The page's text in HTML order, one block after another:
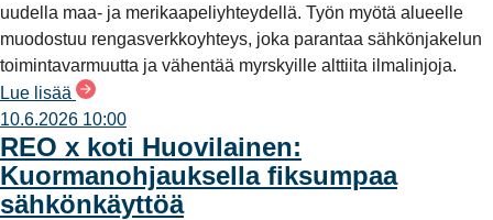
uudella maa- ja merikaapeliyhteydellä. Työn myötä alueelle
muodostuu rengasverkkoyhteys, joka parantaa sähkönjakelun
toimintavarmuutta ja vähentää myrskyille alttiita ilmalinjoja.
Lue lisää
10.6.2026 10:00
REO x koti Huovilainen:
Kuormanohjauksella fiksumpaa
sähkönkäyttöä